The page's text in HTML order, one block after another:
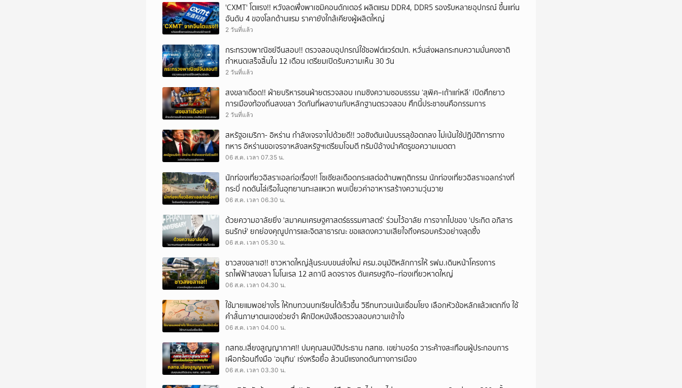
'CXMT' โตแรง!! หวังลดพึ่งพาเซมิคอนดักเตอร์ ผลิตแรม DDR4, DDR5 รองรับหลายอุปกรณ์ ขึ้นแท่น
อันดับ 4 ของโลกด้านแรม ราคายังใกล้เคียงผู้ผลิตใหญ่
2 วันที่แล้ว
กระทรวงพาณิชย์จีนสอบ!! ตรวจสอบอุปกรณ์ใช้ซอฟต์แวร์ตปท. หวั่นส่งผลกระทบความมั่นคงชาติ
กำหนดเสร็จสิ้นใน 12 เดือน เตรียมเปิดรับความเห็น 30 วัน
2 วันที่แล้ว
สงขลาเดือด!! ฝ่ายบริหารชนฝ่ายตรวจสอบ เกมชิงความชอบธรรม ‘สุพิศ–เถ้าแก่หลี’ เปิดศึกยาว
การเมืองท้องถิ่นสงขลา วัดกันที่ผลงานกับหลักฐานตรวจสอบ ศึกนี้ประชาชนคือกรรมการ
2 วันที่แล้ว
สหรัฐอเมริกา- อิหร่าน กำลังเจรจาไปด้วยดี!! วอชิงตันเน้นบรรลุข้อตกลง ไม่เน้นใช้ปฏิบัติการทาง
ทหาร อิหร่านขอเจรจาหลังสหรัฐฯเตรียมโจมตี ทรัมป์อ้างนำศัตรูขอความเมตตา
06 ส.ค. เวลา 07.35 น.
นักท่องเที่ยวอิสราเอลก่อเรื่อง!! โซเชียลเดือดกระแสต่อต้านพฤติกรรม นักท่องเที่ยวอิสราเอลกร่างที่
กระบี่ กดดันไล่เรือในอุทยานทะเลแหวก พบเบี้ยวค่าอาหารสร้างความวุ่นวาย
06 ส.ค. เวลา 06.30 น.
ด้วยความอาลัยยิ่ง 'สมาคมเศรษฐศาสตร์ธรรมศาสตร์' ร่วมไว้อาลัย การจากไปของ 'ประกิต อภิสาร
ธนรักษ์' ยกย่องคุณูปการและจิตสาธารณะ ขอแสดงความเสียใจถึงครอบครัวอย่างสุดซึ้ง
06 ส.ค. เวลา 05.30 น.
ชาวสงขลาเฮ!! ชาวหาดใหญ่ลุ้นระบบขนส่งใหม่ ครม.อนุมัติหลักการให้ รฟม.เดินหน้าโครงการ
รถไฟฟ้าสงขลา โมโนเรล 12 สถานี ลดจราจร ดันเศรษฐกิจ–ท่องเที่ยวหาดใหญ่
06 ส.ค. เวลา 04.30 น.
ใช้มายแมพอย่างไร ให้ทบทวนบทเรียนได้เร็วขึ้น วิธีทบทวนเน้นเชื่อมโยง เลือกหัวข้อหลักแล้วแตกกิ่ง ใช้
คำสั้นภาษาตนเองช่วยจำ ฝึกปิดหนังสือตรวจสอบความเข้าใจ
06 ส.ค. เวลา 04.00 น.
กสทช.เสี่ยงสูญญากาศ!! ปมคุณสมบัติประธาน กสทช. เขย่าบอร์ด วาระค้างสะเทือนผู้ประกอบการ
เผือกร้อนถึงมือ ‘อนุทิน’ เร่งหรือยื้อ ล้วนมีแรงกดดันทางการเมือง
06 ส.ค. เวลา 03.30 น.